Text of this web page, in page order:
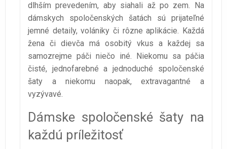
dlhším prevedením, aby siahali až po zem. Na
dámskych spoločenských šatách sú prijateľné
jemné detaily, volániky či rôzne aplikácie. Každá
žena či dievča má osobitý vkus a každej sa
samozrejme páči niečo iné. Niekomu sa páčia
čisté, jednofarebné a jednoduché spoločenské
šaty a niekomu naopak, extravagantné a
vyzývavé.
Dámske spoločenské šaty na
každú príležitosť